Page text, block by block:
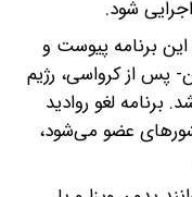
برنامه پیوست و
پس از کرواسی، رژیم
لغو روادید
عضو می‌شود،